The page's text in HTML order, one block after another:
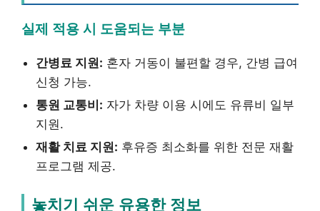
실제 적용 시 도움되는 부분
간병료 지원: 혼자 거동이 불편할 경우, 간병 급여
신청 가능.
통원 교통비: 자가 차량 이용 시에도 유류비 일부
지원.
재활 치료 지원: 후유증 최소화를 위한 전문 재활
프로그램 제공.
놓치기 쉬운 유용한 정보